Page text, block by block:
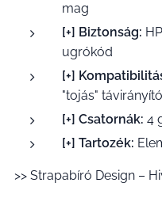
mag
[+] Biztonság:
ugrókód
[+]
"tojás"
[+] Csatornák: 4
[+] Tartozék:
>> Strapabíró Design –